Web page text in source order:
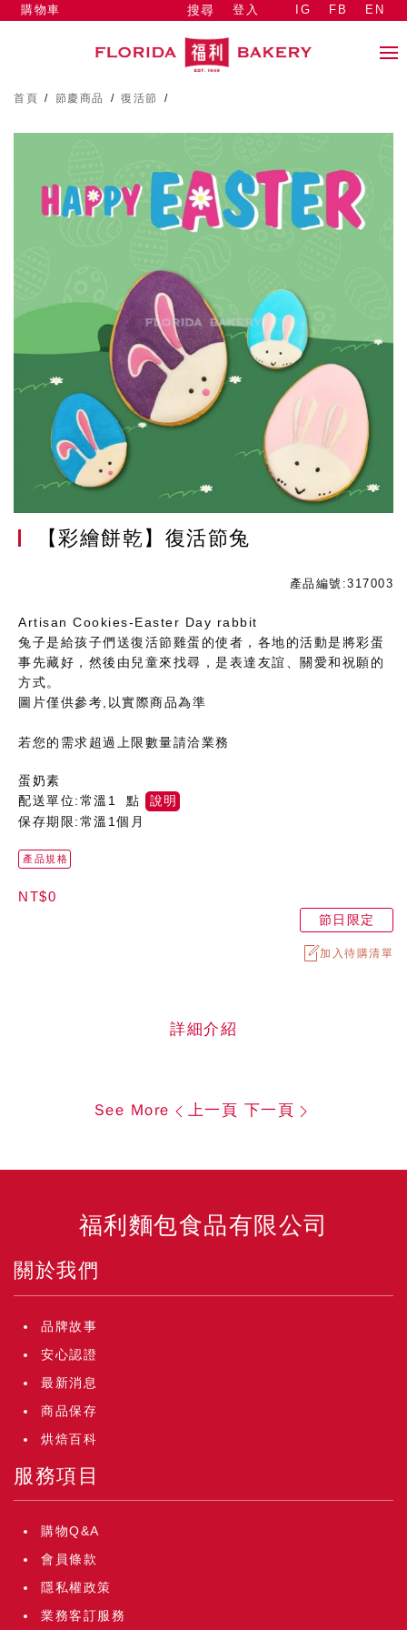
搜尋 登入
購物車 IG FB EN
首頁 / 節慶商品 / 復活節 /
【彩繪餅乾】復活節兔
產品編號:317003
Artisan Cookies-Easter Day rabbit
兔子是給孩子們送復活節雞蛋的使者，各地的活動是將彩蛋
事先藏好，然後由兒童來找尋，是表達友誼、關愛和祝願的
方式。
圖片僅供參考,以實際商品為準
若您的需求超過上限數量請洽業務
蛋奶素
配送單位:常溫1 點
說明
保存期限:常溫1個月
產品規格
NT$0
節日限定
加入待購清單
詳細介紹
See More 上一頁 下一頁
福利麵包食品有限公司
關於我們
品牌故事
安心認證
最新消息
商品保存
烘焙百科
服務項目
購物Q&A
會員條款
隱私權政策
業務客訂服務